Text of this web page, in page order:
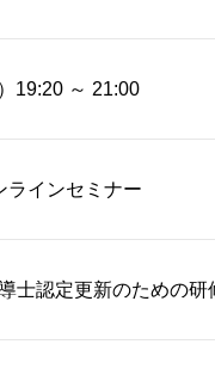
19:20 ～ 21:00
ラインセミナー
士認定更新のための